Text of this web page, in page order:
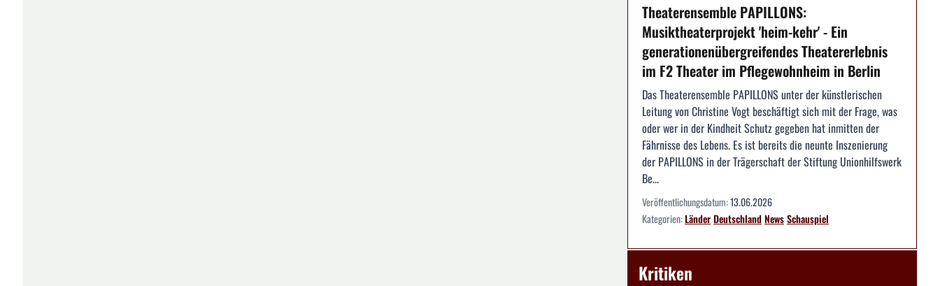
Theaterensemble PAPILLONS:
Musiktheaterprojekt 'heim-kehr' - Ein
generationenübergreifendes Theatererlebnis
im F2 Theater im Pflegewohnheim in Berlin
Das Theaterensemble PAPILLONS unter der künstlerischen
Leitung von Christine Vogt beschäftigt sich mit der Frage, was
oder wer in der Kindheit Schutz gegeben hat inmitten der
Fährnisse des Lebens. Es ist bereits die neunte Inszenierung
der PAPILLONS in der Trägerschaft der Stiftung Unionhilfswerk
Be...
Veröffentlichungsdatum:13.06.2026
Kategorien:LänderDeutschlandNewsSchauspiel
Kritiken